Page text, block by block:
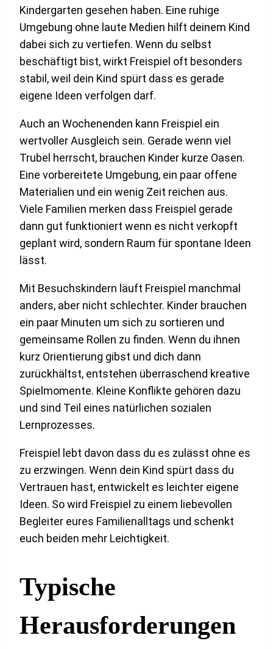
Kindergarten gesehen haben. Eine ruhige
Umgebung ohne laute Medien hilft deinem Kind
dabei sich zu vertiefen. Wenn du selbst
beschäftigt bist, wirkt Freispiel oft besonders
stabil, weil dein Kind spürt dass es gerade
eigene Ideen verfolgen darf.
Auch an Wochenenden kann Freispiel ein
wertvoller Ausgleich sein. Gerade wenn viel
Trubel herrscht, brauchen Kinder kurze Oasen.
Eine vorbereitete Umgebung, ein paar offene
Materialien und ein wenig Zeit reichen aus.
Viele Familien merken dass Freispiel gerade
dann gut funktioniert wenn es nicht verkopft
geplant wird, sondern Raum für spontane Ideen
lässt.
Mit Besuchskindern läuft Freispiel manchmal
anders, aber nicht schlechter. Kinder brauchen
ein paar Minuten um sich zu sortieren und
gemeinsame Rollen zu finden. Wenn du ihnen
kurz Orientierung gibst und dich dann
zurückhältst, entstehen überraschend kreative
Spielmomente. Kleine Konflikte gehören dazu
und sind Teil eines natürlichen sozialen
Lernprozesses.
Freispiel lebt davon dass du es zulässt ohne es
zu erzwingen. Wenn dein Kind spürt dass du
Vertrauen hast, entwickelt es leichter eigene
Ideen. So wird Freispiel zu einem liebevollen
Begleiter eures Familienalltags und schenkt
euch beiden mehr Leichtigkeit.
Typische
Herausforderungen